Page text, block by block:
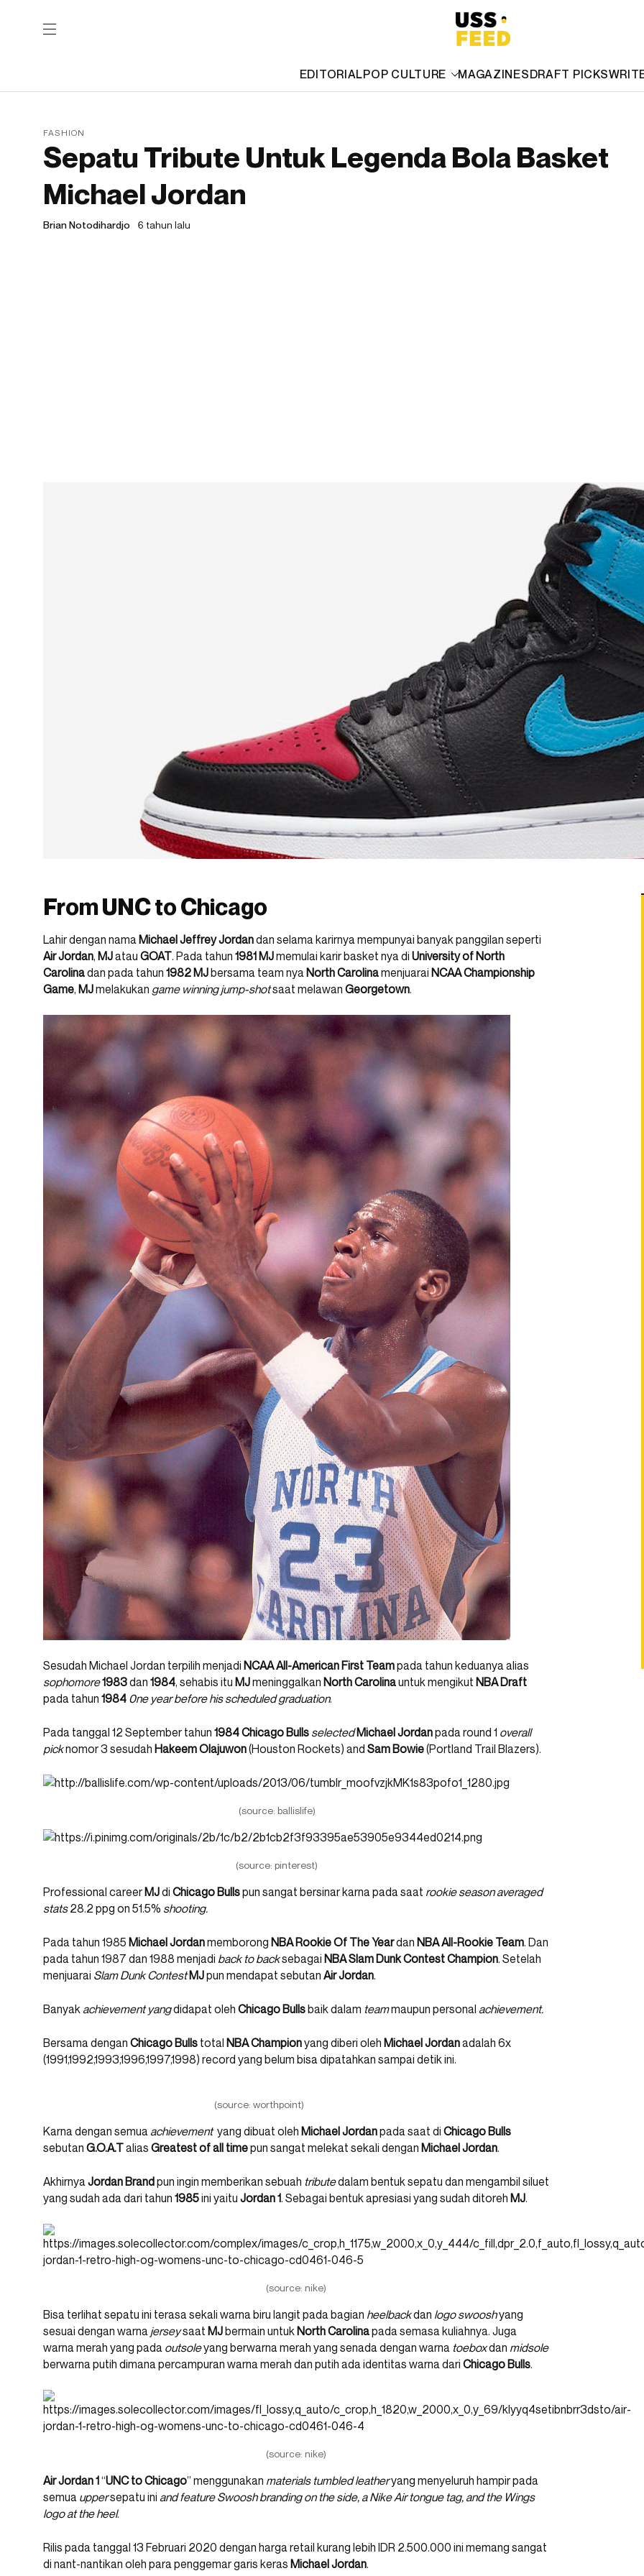
EDITORIALPOP CULTURE MAGAZINESDRAFT PICKS
FASHION
Sepatu Tribute Untuk Legenda Bola Basket
Michael Jordan
Brian Notodihardjo 6 tahun lalu
From UNC to Chicago
Lahir dengan nama Michael Jeffrey Jordandan selama karirnya mempunyai banyak panggilan seperti
Air Jordan, MJatau GOAT. Pada tahun 1981 MJmemulai karir basket nya di University of North
Carolinadan pada tahun 1982 MJbersama team nya North Carolinamenjuarai NCAA Championship
Game, MJmelakukan game winning jump-shotsaat melawan Georgetown.
Sesudah Michael Jordan terpilih menjadi NCAA All-American First Teampada tahun keduanya alias
sophomore1983dan 1984, sehabis itu MJmeninggalkan North Carolinauntuk mengikut NBA Draft
pada tahun 1984 0ne year before his scheduled graduation.
Pada tanggal 12 September tahun 1984Chicago Bulls selected Michael Jordanpada round 1 overall
picknomor 3 sesudah Hakeem Olajuwon(Houston Rockets) and Sam Bowie(Portland Trail Blazers).
(source: ballislife)
(source: pinterest)
Professional career MJdi Chicago Bullspun sangat bersinar karna pada saat rookie season averaged
stats28.2 ppg on 51.5% shooting.
Pada tahun 1985 Michael Jordanmemborong NBA Rookie Of The Yeardan NBA All-Rookie Team. Dan
pada tahun 1987 dan 1988 menjadi back to backsebagai NBA Slam Dunk Contest Champion. Setelah
menjuarai Slam Dunk Contest MJpun mendapat sebutan Air Jordan.
Banyakachievement yangdidapat oleh Chicago Bullsbaik dalam teammaupun personal achievement.
Bersama dengan Chicago Bulls total NBA Championyang diberi oleh Michael Jordanadalah 6x
(1991,1992,1993,1996,1997,1998) record yang belum bisa dipatahkan sampai detik ini.
(source: worthpoint)
Karna dengan semuaachievement yang dibuat oleh Michael Jordanpada saat di Chicago Bulls
sebutan G.O.A.Talias Greatest of all timepun sangat melekat sekali dengan Michael Jordan.
AkhirnyaJordan Brandpun ingin memberikan sebuah tributedalam bentuk sepatu dan mengambil siluet
yang sudah ada dari tahun 1985ini yaitu Jordan 1. Sebagai bentuk apresiasi yang sudah ditoreh MJ.
(source: nike)
Bisa terlihat sepatu ini terasa sekali warna biru langit pada bagian heelbackdan logo swooshyang
sesuai dengan warna jerseysaat MJbermain untuk North Carolinapada semasa kuliahnya. Juga
warna merah yang pada outsoleyang berwarna merah yang senada dengan warna toeboxdan midsole
berwarna putih dimana percampuran warna merah dan putih ada identitas warna dari Chicago Bulls.
(source: nike)
Air Jordan 1“UNC to Chicago” menggunakan materials tumbled leatheryang menyeluruh hampir pada
semua uppersepatu ini and feature Swoosh branding on the side, a Nike Air tongue tag, and the Wings
logo at the heel.
Rilis pada tanggal 13 Februari 2020 dengan harga retail kurang lebih IDR 2.500.000 ini memang sangat
di nant-nantikan oleh para penggemar garis keras Michael Jordan.